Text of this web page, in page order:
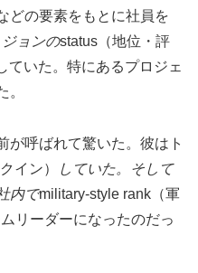
どの要素をもとに社員を
ジョンのstatus（地位・評
ていた。特にあるプロジェ
。
が呼ばれて驚いた。彼はト
イン）
していた。そして
内でmilitary-style rank（軍
リーダーになったのだっ